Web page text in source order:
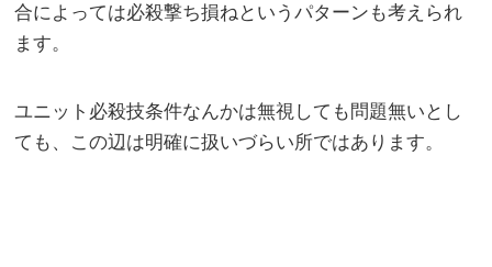
合によっては必殺撃ち損ねというパターンも考えられ
ます。
ユニット必殺技条件なんかは無視しても問題無いとし
ても、この辺は明確に扱いづらい所ではあります。